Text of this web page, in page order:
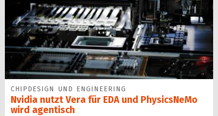
CHIPDESIGN UND ENGINEERING
Nvidia nutzt Vera für EDA und PhysicsNeMo
wird agentisch